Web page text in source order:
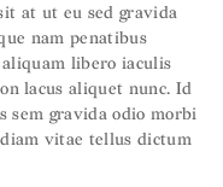
at ut eu sed gravida
nam penatibus
libero iaculis
lacus aliquet nunc. Id
sem gravida odio morbi
vitae tellus dictum